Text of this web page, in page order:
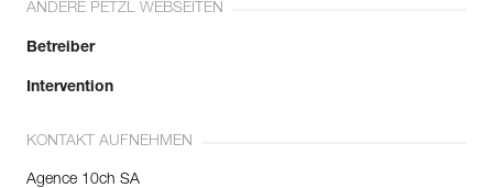
ANDERE PETZL WEBSEITEN
Betreiber
Intervention
KONTAKT AUFNEHMEN
Agence 10ch SA